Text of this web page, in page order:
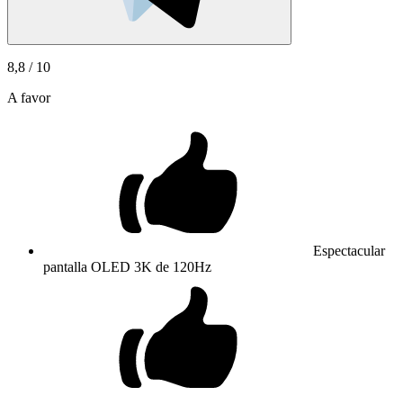
8,8 / 10
A favor
Espectacular
pantalla OLED 3K de 120Hz